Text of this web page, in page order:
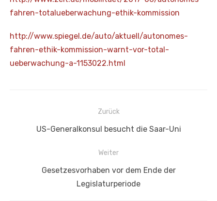
fahren-totalueberwachung-ethik-kommission
http://www.spiegel.de/auto/aktuell/autonomes-
fahren-ethik-kommission-warnt-vor-total-
ueberwachung-a-1153022.html
Beitragsnavigation
Zurück
Vorheriger
US-Generalkonsul besucht die Saar-Uni
Weiter
NächsterGesetzesvorhaben vor dem Ende der
Legislaturperiode